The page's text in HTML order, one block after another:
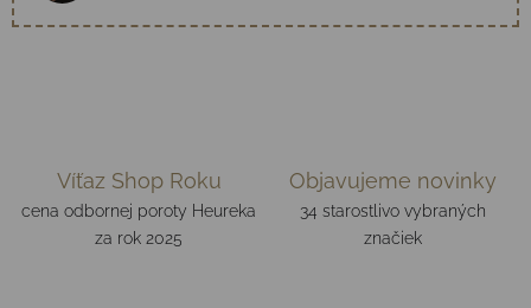
Víťaz Shop Roku
cena odbornej poroty Heureka
za rok 2025
Objavujeme novinky
34 starostlivo vybraných
značiek